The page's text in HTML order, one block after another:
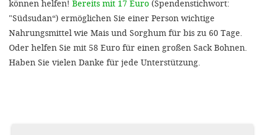
können helfen! Bereits mit 17 Euro (Spendenstichwort:
"Südsudan“) ermöglichen Sie einer Person wichtige
Nahrungsmittel wie Mais und Sorghum für bis zu 60 Tage.
Oder helfen Sie mit 58 Euro für einen großen Sack Bohnen.
Haben Sie vielen Danke für jede Unterstützung.